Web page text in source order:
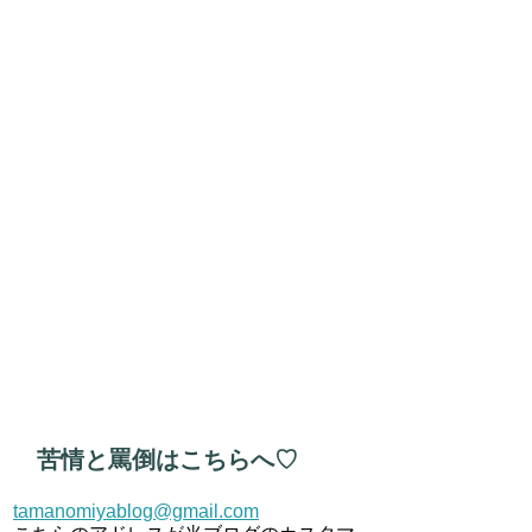
苦情と罵倒はこちらへ♡
tamanomiyablog@gmail.com